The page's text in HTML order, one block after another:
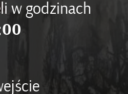
w godzinach